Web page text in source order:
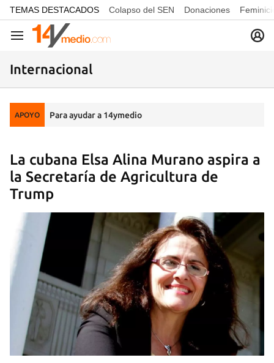
common.go-to-content
TEMAS DESTACADOS Colapso del SEN Donaciones
Navegación
Internacional
APOYO Para ayudar a 14ymedio
La cubana Elsa Alina Murano aspira a
la Secretaría de Agricultura de
Trump